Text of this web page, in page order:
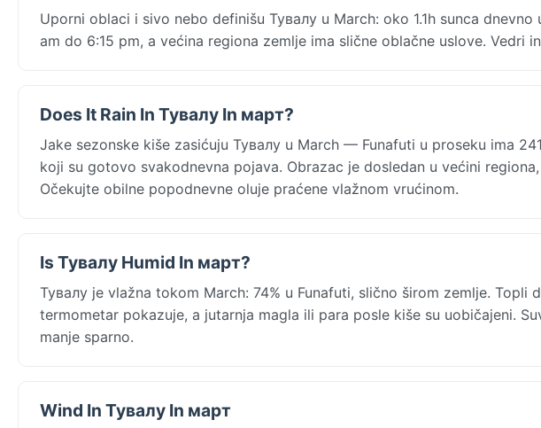
Uporni oblaci i sivo nebo definišu Тувалу u March: oko 1.1h sunca
am do 6:15 pm, a većina regiona zemlje ima slične oblačne uslove. Vedri
Does It Rain In Тувалу In март?
Jake sezonske kiše zasićuju Тувалу u March — Funafuti u proseku ima
koji su gotovo svakodnevna pojava. Obrazac je dosledan u većini
Očekujte obilne popodnevne oluje praćene vlažnom vrućinom.
Is Тувалу Humid In март?
Тувалу je vlažna tokom March: 74% u Funafuti, slično širom zemlje.
termometar pokazuje, a jutarnja magla ili para posle kiše su uobičajeni.
manje sparno.
Wind In Тувалу In март